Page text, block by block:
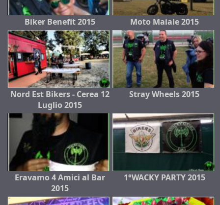
Biker Benefit 2015 Moto Maiale 2015
Nord Est Bikers - Cerea 12
Luglio 2015
Stray Wheels 2015
Eravamo 4 Amici al Bar
2015
1°WACKY PARTY 2015